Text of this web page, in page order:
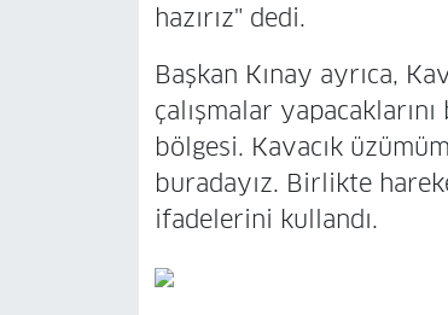
hazırız" dedi.
Başkan Kınay ayrıca,
çalışmalar
bölgesi. Kavacık
buradayız. Birlikte
ifadelerini kullandı.